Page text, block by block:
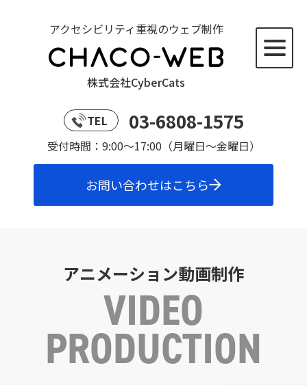
アクセシビリティ重視のウェブ制作
株式会社CyberCats
TEL 03-6808-1575
受付時間：9:00～17:00（月曜日～金曜日）
お問い合わせはこちら
アニメーション動画制作
VIDEO
PRODUCTION